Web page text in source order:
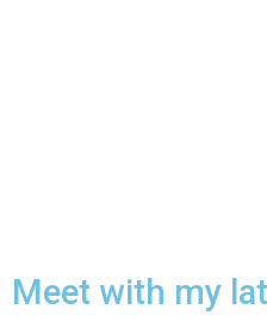
Meet with my